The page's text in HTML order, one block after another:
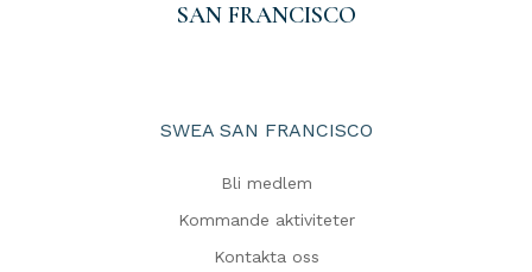
SAN FRANCISCO
SWEA SAN FRANCISCO
Bli medlem
Kommande aktiviteter
Kontakta oss